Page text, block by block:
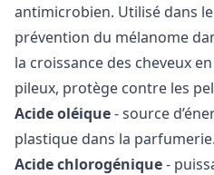
antimicrobien. Utilisé dans
prévention du mélanome
la croissance des cheveux
pileux, protège contre les
Acide oléique- source
plastique dans la parfumerie.
Acide chlorogénique-